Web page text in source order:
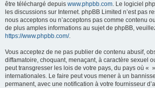
être téléchargé depuis www.phpbb.com. Le logiciel
les discussions sur Internet. phpBB Limited n’est pas
nous acceptons ou n’acceptons pas comme contenu
de plus amples informations au sujet de phpBB,
https://www.phpbb.com/.
Vous acceptez de ne pas publier de contenu abusif,
diffamatoire, choquant, menaçant, à caractère sexuel
peut transgresser les lois de votre pays, du pays où «
internationales. Le faire peut vous mener à un
permanent, avec une notification à votre fournisseur